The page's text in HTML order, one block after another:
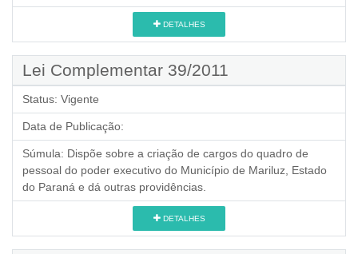
DETALHES
Lei Complementar 39/2011
Status: Vigente
Data de Publicação:
Súmula: Dispõe sobre a criação de cargos do quadro de
pessoal do poder executivo do Município de Mariluz, Estado
do Paraná e dá outras providências.
DETALHES